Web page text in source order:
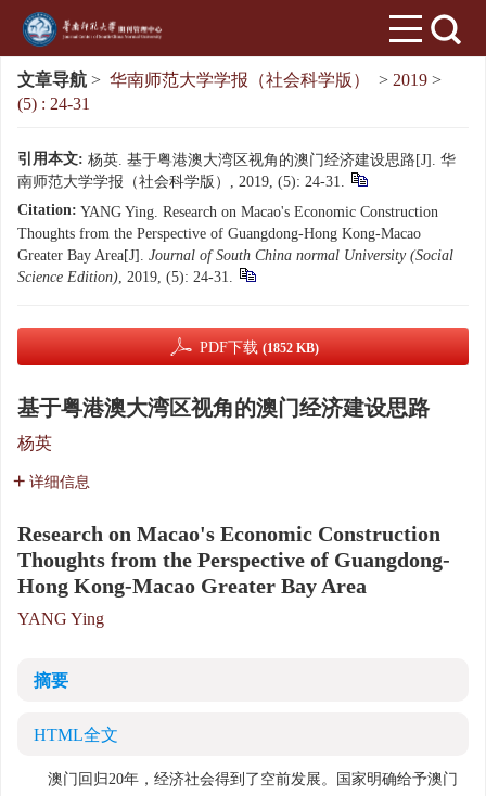
文章导航 > 华南师范大学学报（社会科学版） > 2019 >
(5) : 24-31
引用本文: 杨英. 基于粤港澳大湾区视角的澳门经济建设思路[J]. 华
南师范大学学报（社会科学版）, 2019, (5): 24-31.
Citation: YANG Ying. Research on Macao's Economic Construction
Thoughts from the Perspective of Guangdong-Hong Kong-Macao
Greater Bay Area[J]. Journal of South China normal University (Social
Science Edition), 2019, (5): 24-31.
PDF下载 (1852 KB)
基于粤港澳大湾区视角的澳门经济建设思路
杨英
详细信息
Research on Macao's Economic Construction
Thoughts from the Perspective of Guangdong-
Hong Kong-Macao Greater Bay Area
YANG Ying
摘要
HTML全文
澳门回归20年，经济社会得到了空前发展。国家明确给予澳门